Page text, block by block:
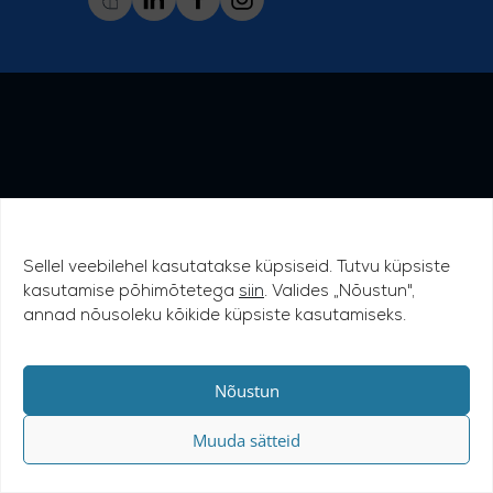
Sellel veebilehel kasutatakse küpsiseid. Tutvu küpsiste
kasutamise põhimõtetega siin. Valides „Nõustun",
annad nõusoleku kõikide küpsiste kasutamiseks.
Nõustun
Muuda sätteid